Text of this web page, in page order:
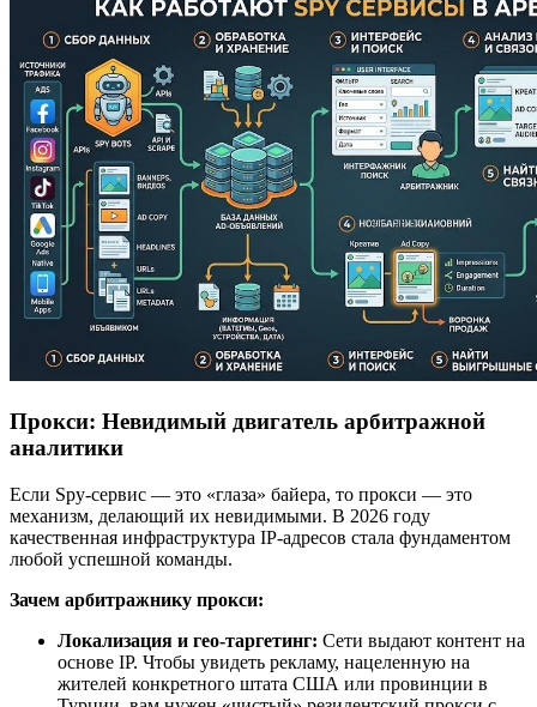
Прокси: Невидимый двигатель арбитражной
аналитики
Если Spy-сервис — это «глаза» байера, то прокси — это
механизм, делающий их невидимыми. В 2026 году
качественная инфраструктура IP-адресов стала фундаментом
любой успешной команды.
Зачем арбитражнику прокси:
Локализация и гео-таргетинг: Сети выдают контент на
основе IP. Чтобы увидеть рекламу, нацеленную на
жителей конкретного штата США или провинции в